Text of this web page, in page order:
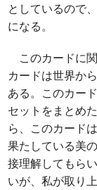
としているので
になる。
このカードに
カードは世界か
ある。このカー
セットをまとめ
ら、このカード
果たしている美
接理解してもら
いが、私が取り